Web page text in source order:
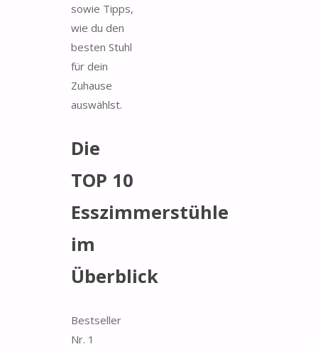
sowie Tipps,
wie du den
besten Stuhl
für dein
Zuhause
auswählst.
Die
TOP 10
Esszimmerstühle
im
Überblick
Bestseller
Nr. 1